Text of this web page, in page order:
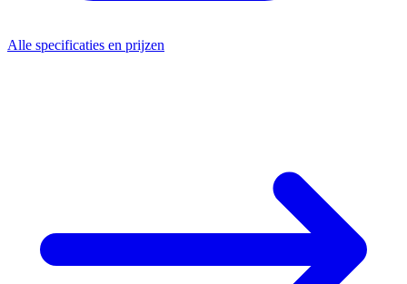
Alle specificaties en prijzen